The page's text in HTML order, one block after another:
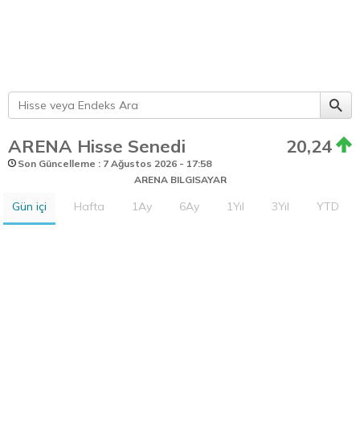
ARENA Hisse Senedi 20,24
Son Güncelleme : 7 Ağustos 2026 - 17:58
ARENA BILGISAYAR
Gün içi Hafta 1Ay 6Ay 1Yıl 3Yıl YTD